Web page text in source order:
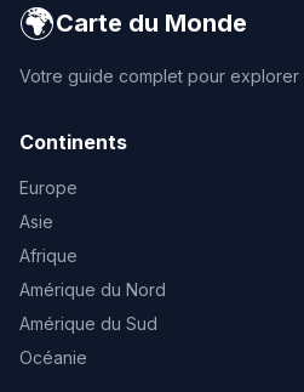
🌍Carte du Monde
Votre guide complet pour explorer
Continents
Europe
Asie
Afrique
Amérique du Nord
Amérique du Sud
Océanie